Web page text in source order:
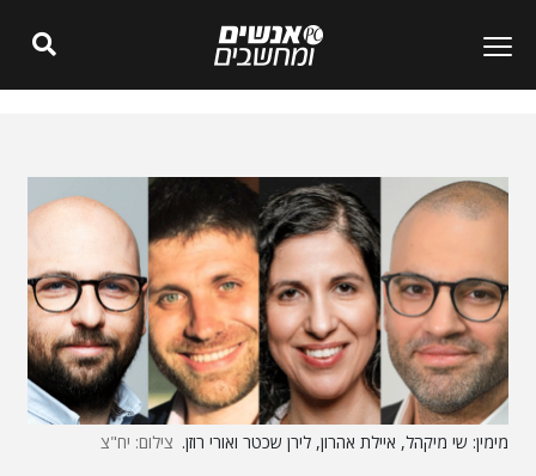
מימין: שי מיקהל, איילת אהרון, לירן שכטר ואורי רוזן. צילום: יח"צ